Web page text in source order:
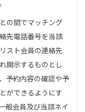
の間でマッチング
先電話番号を当該
スト会員の連絡先
開示するものとし
予約内容の確認や予
ができるようにす
般会員及び当該ネイ